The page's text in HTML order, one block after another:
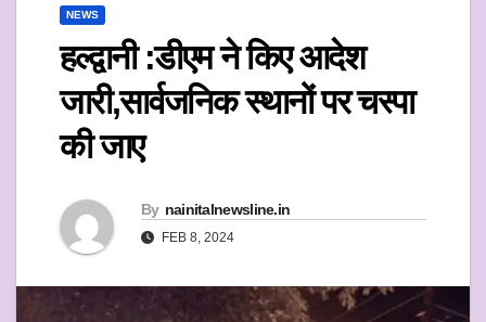
NEWS
हल्द्वानी :डीएम ने किए आदेश
जारी,सार्वजनिक स्थानों पर चस्पा
की जाए
By nainitalnewsline.in
FEB 8, 2024